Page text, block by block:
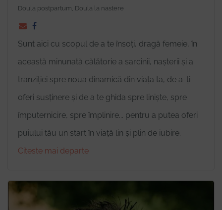
Doula postpartum, Doula la nastere
Sunt aici cu scopul de a te însoți, dragă femeie, în
această minunată călătorie a sarcinii, nașterii și a
tranziției spre noua dinamică din viața ta, de a-ți
oferi susținere și de a te ghida spre liniște, spre
împuternicire, spre împlinire... pentru a putea oferi
puiului tău un start în viață lin și plin de iubire.
Citeste mai departe